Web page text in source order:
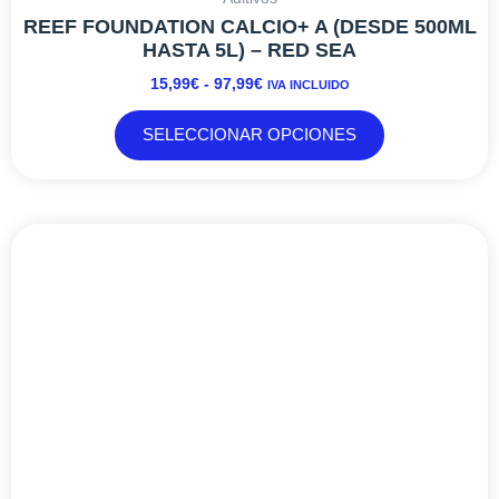
REEF FOUNDATION CALCIO+ A (DESDE 500ML
HASTA 5L) – RED SEA
15,99€ - 97,99€ IVA INCLUIDO
SELECCIONAR OPCIONES